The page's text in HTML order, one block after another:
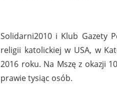
Solidarni2010 i Klub Gazety
religii katolickiej w USA, w
2016 roku. Na Mszę z okazji
prawie tysiąc osób.